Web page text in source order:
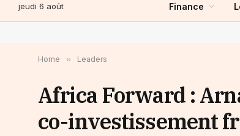
jeudi 6 août Finance
Home » Leaders
Africa Forward :
co-investissement